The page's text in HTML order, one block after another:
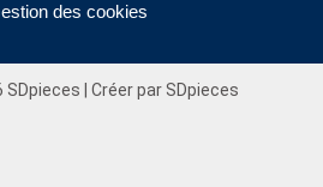
des cookies
| Créer par SDpieces